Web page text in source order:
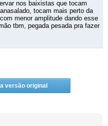
nos baixistas que tocam
tocam mais perto da
menor amplitude dando esse
tbm, pegada pesada pra fazer
versão original